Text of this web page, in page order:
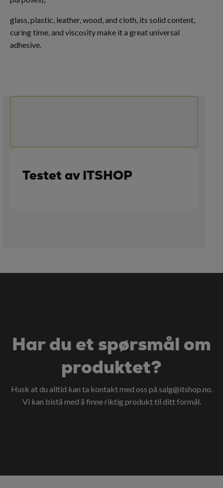
glass, plastic, leather, wood, and cloth, its solid content,
curing time, and viscosity make it a great universal
adhesive.
Testet av ITSHOP
Har du et spørsmål om
produktet?
Husk at du alltid kan ta kontakt med oss på salg@itshop.no.
Vi kan bistå med å finne riktig produkt til ditt formål.